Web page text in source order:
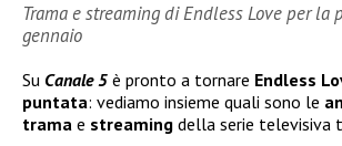
Trama e streaming di Endless Love per la
gennaio
Su Canale 5 è pronto a tornare Endless
puntata: vediamo insieme quali sono le
trama e streaming della serie televisiva